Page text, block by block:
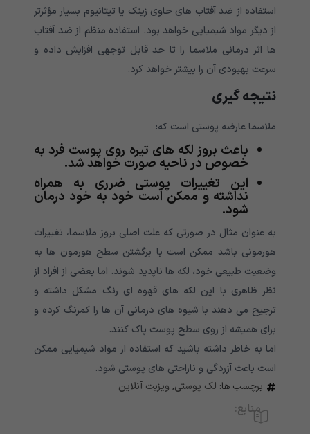
استفاده از ضد آفتاب های حاوی زینک یا تیتانیوم بسیار مؤثرتر
از دیگر مواد شیمیایی خواهد بود. استفاده منظم از ضد آفتاب
ها اثر درمانی ملاسما را تا حد قابل توجهی افزایش داده و
سرعت بهبودی آن را بیشتر خواهد کرد.
نتیجه گیری
ملاسما عارضه پوستی است که:
باعث بروز لکه های تیره روی پوست فرد به
خصوص در ناحیه صورت خواهد شد.
این تغییرات پوستی ضرری به همراه
نداشته و ممکن است خود به خود درمان
شود.
به عنوان مثال در صورتی که علت اصلی بروز ملاسما، تغییرات
هورمونی باشد ممکن است با برگشتن سطح هورمون ها به
وضعیت طبیعی خود، لکه ها ناپدید شوند. اما بعضی از افراد از
نظر ظاهری با این لکه های قهوه ای رنگ مشکل داشته و
ترجیح می دهند با شیوه های درمانی آن ها را کمرنگ کرده و
برای همیشه از روی سطح پوست پاک کنند.
اما به خاطر داشته باشید که استفاده از مواد شیمیایی ممکن
است باعث آزردگی و ناراحتی های پوستی شود.
برچسب ها: لک پوستی, ویزیت آنلاین
منابع: